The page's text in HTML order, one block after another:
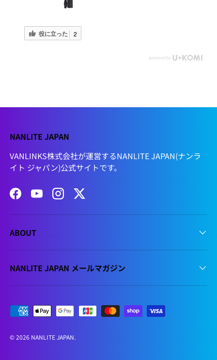
役に立った 2
NANLITE JAPAN
VANLINKS株式会社が運営するNANLITE JAPAN(ナンラ
イト ジャパン)公式サイトです。
FacebookYouTubeInstagramTwitter
ABOUT
NANLITE JAPAN メールマガジン
支払方法
© 2026 NANLITE JAPAN.